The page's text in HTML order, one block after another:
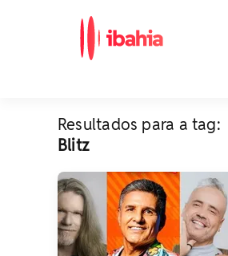
Resultados para a tag:
Blitz